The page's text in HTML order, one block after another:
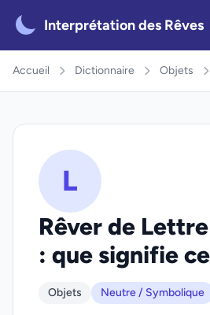
Interprétation des Rêves
Accueil Dictionnaire Objets
L
Rêver de
: que signifie
Objets Neutre / Symbolique